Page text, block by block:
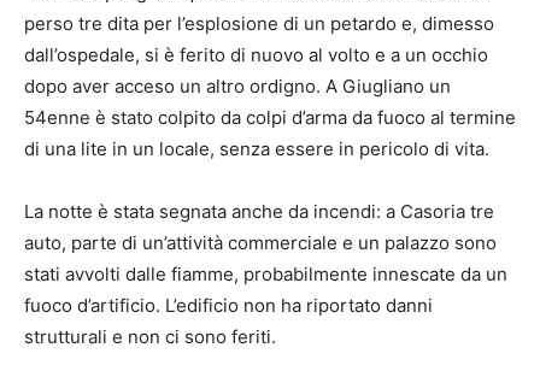
perso tre dita per l’esplosione di un petardo e, dimesso
dall’ospedale, si è ferito di nuovo al volto e a un occhio
dopo aver acceso un altro ordigno. A Giugliano un
54enne è stato colpito da colpi d’arma da fuoco al termine
di una lite in un locale, senza essere in pericolo di vita.
La notte è stata segnata anche da incendi: a Casoria tre
auto, parte di un’attività commerciale e un palazzo sono
stati avvolti dalle fiamme, probabilmente innescate da un
fuoco d’artificio. L’edificio non ha riportato danni
strutturali e non ci sono feriti.